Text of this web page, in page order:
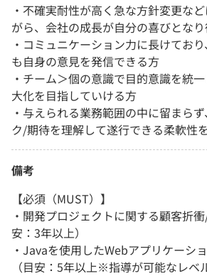
・不確実耐性が高く急な方針変更な
がら、会社の成長が自分の喜びとな
・コミュニケーション力に長けてお
も自身の意見を発信できる方
・チーム＞個の意識で目的意識を統
大化を目指していける方
・与えられる業務範囲の中に留まら
ク/期待を理解して遂行できる柔軟性
備考
【必須（MUST）】
・開発プロジェクトに関する顧客折
安：3年以上）
・Javaを使用したWebアプリケーシ
（目安：5年以上※指導が可能なレベル